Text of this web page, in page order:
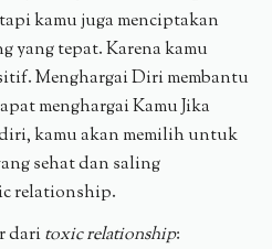
kamu juga menciptakan
yang tepat. Karena kamu
Menghargai Diri membantu
menghargai Kamu Jika
kamu akan memilih untuk
sehat dan saling
relationship.
daritoxic relationship: